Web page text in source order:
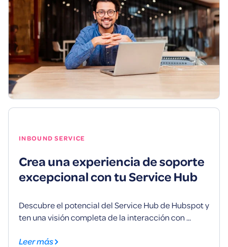
INBOUND SERVICE
Crea una experiencia de soporte
excepcional con tu Service Hub
Descubre el potencial del Service Hub de Hubspot y
ten una visión completa de la interacción con ...
Leer más